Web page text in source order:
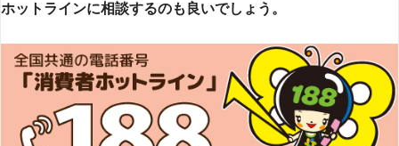
ホットラインに相談するのも良いでしょう。